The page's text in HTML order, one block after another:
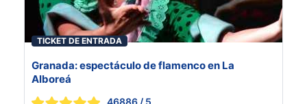
TICKET DE ENTRADA
Granada: espectáculo de flamenco en La
Alboreá
46886 / 5